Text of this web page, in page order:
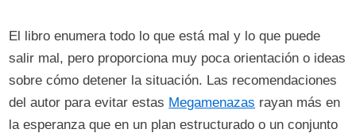
El libro enumera todo lo que está mal y lo que puede
salir mal, pero proporciona muy poca orientación o ideas
sobre cómo detener la situación. Las recomendaciones
del autor para evitar estas Megamenazas rayan más en
la esperanza que en un plan estructurado o un conjunto